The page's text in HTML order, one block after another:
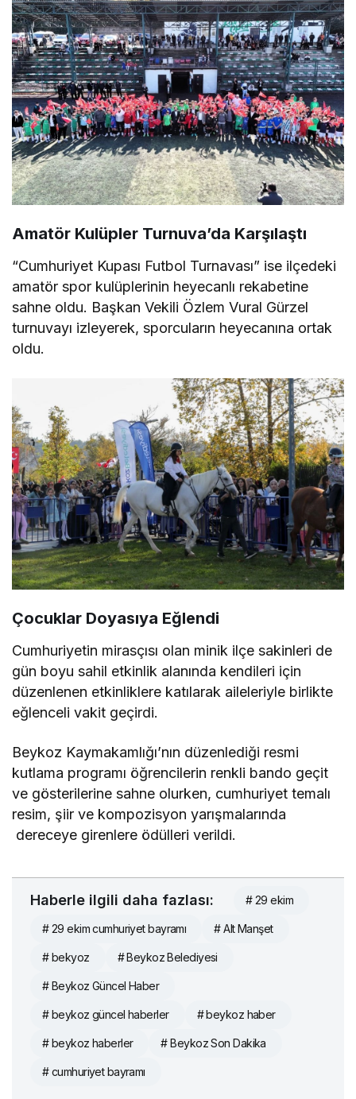
Amatör Kulüpler Turnuva’da Karşılaştı
“Cumhuriyet Kupası Futbol Turnavası” ise ilçedeki
amatör spor kulüplerinin heyecanlı rekabetine
sahne oldu. Başkan Vekili Özlem Vural Gürzel
turnuvayı izleyerek, sporcuların heyecanına ortak
oldu.
Çocuklar Doyasıya Eğlendi
Cumhuriyetin mirasçısı olan minik ilçe sakinleri de
gün boyu sahil etkinlik alanında kendileri için
düzenlenen etkinliklere katılarak aileleriyle birlikte
eğlenceli vakit geçirdi.
Beykoz Kaymakamlığı’nın düzenlediği resmi
kutlama programı öğrencilerin renkli bando geçit
ve gösterilerine sahne olurken, cumhuriyet temalı
resim, şiir ve kompozisyon yarışmalarında
dereceye girenlere ödülleri verildi.
Haberle ilgili daha fazlası: # 29 ekim
# 29 ekim cumhuriyet bayramı # Alt Manşet
# bekyoz # Beykoz Belediyesi
# Beykoz Güncel Haber
# beykoz güncel haberler # beykoz haber
# beykoz haberler # Beykoz Son Dakika
# cumhuriyet bayramı